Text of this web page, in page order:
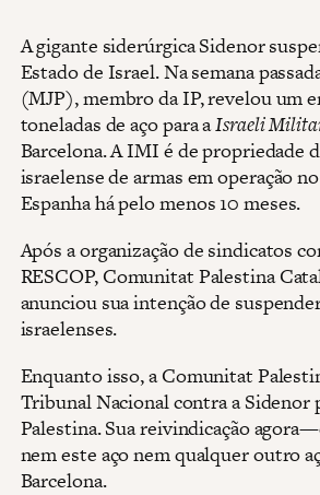
A gigante siderúrgica Sidenor
Estado de Israel. Na semana
(MJP), membro da IP, revelou um
toneladas de aço para aIsraeli
Barcelona. A IMI é de propriedade
israelense de armas em operação
Espanha há pelo menos 10 meses.
Após a organização de sindicatos
RESCOP, Comunitat Palestina
anunciou sua intenção de
israelenses.
Enquanto isso, a Comunitat
Tribunal Nacional contra a
Palestina. Sua reivindicação
nem este aço nem qualquer outro
Barcelona.